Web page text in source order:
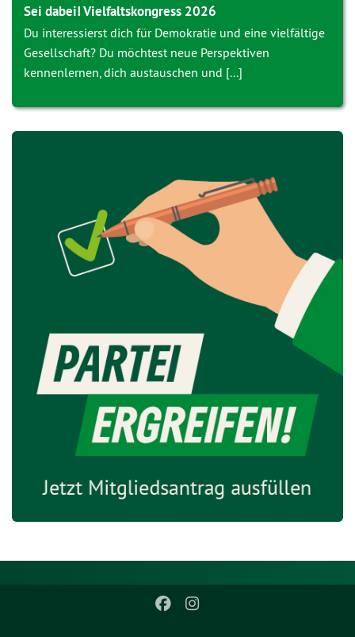
Sei dabei! Vielfaltskongress 2026
Du interessierst dich für Demokratie und eine vielfältige
Gesellschaft? Du möchtest neue Perspektiven
kennenlernen, dich austauschen und [...]